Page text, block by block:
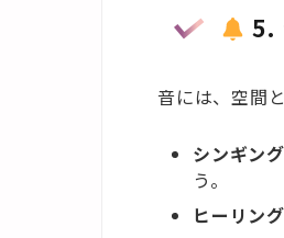
5.
音には、空間
シンギン
う。
ヒーリン